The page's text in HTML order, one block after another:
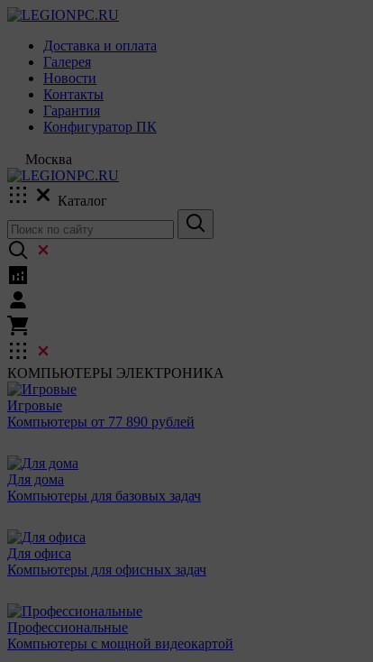
Доставка и оплата
Галерея
Новости
Контакты
Гарантия
Конфигуратор ПК
Москва
Каталог
КОМПЬЮТЕРЫ ЭЛЕКТРОНИКА
Игровые
Компьютеры от 77 890 рублей
Для дома
Компьютеры для базовых задач
Для офиса
Компьютеры для офисных задач
Профессиональные
Компьютеры с мощной видеокартой